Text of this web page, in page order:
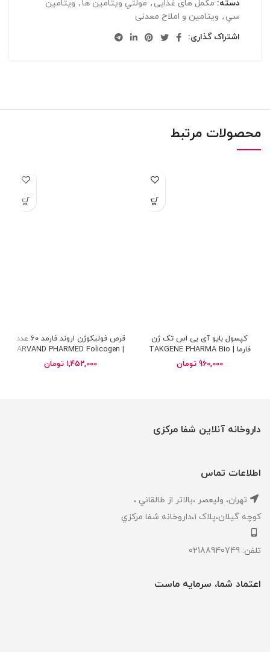
دسته: مکمل های غذایی , مولتي ويتامين ها, ويتامين
سي , ویتامین و املاح معدنی
اشتراک گذاری:
محصولات مرتبط
کپسول بایو آی بی اس تک ژن
فارما | TAKGENE PHARMA Bio
IBS960,000 تومان
قرص فولیکوژن اروند فارمد 60 عدد
| ARVAND PHARMED Folicogen
tablets 60 tabs
1,452,000 تومان
داروخانه آنلاین شفا مرکزی
اطلاعات تماس
تهران، ‎وليعصر ،بالاتر از طالقاني ،
كوچه گيلان،پلاک ۱،داروخانه شفا مركزي
تلفن: 02188940749
اعتماد شما، سرمایه ماست